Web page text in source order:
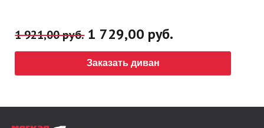
1 921,00 руб.1 729,00 руб.
Заказать диван